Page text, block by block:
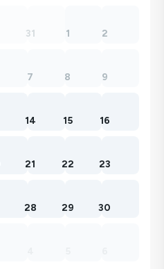
31 1 2
7 8 9
14 15 16
21 22 23
28 29 30